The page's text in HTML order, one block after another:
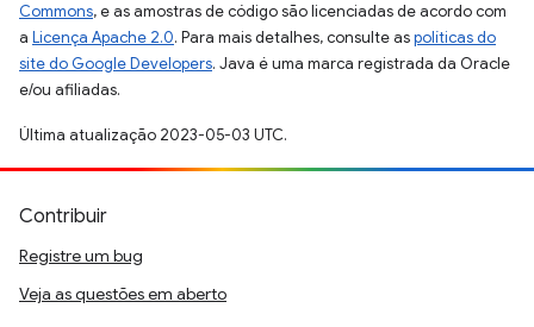
Commons, e as amostras de código são licenciadas de acordo com
a Licença Apache 2.0. Para mais detalhes, consulte aspolíticas do
site do Google Developers. Java é uma marca registrada da Oracle
e/ou afiliadas.
Última atualização 2023-05-03 UTC.
Contribuir
Registre um bug
Veja as questões em aberto